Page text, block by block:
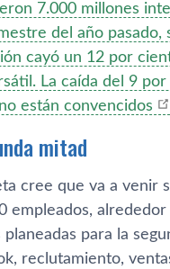
7.000 millones
del año pasado,
cayó un 12 por
La caída del 9
están convencidos
mitad
cree que va a venir
para la
reclutamiento,